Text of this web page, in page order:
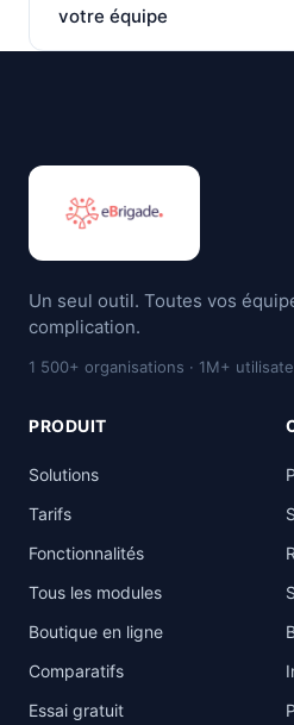
votre équipe
Un seul outil. Toutes vos
complication.
1 500+ organisations · 1M+
PRODUIT
Solutions
Tarifs
Fonctionnalités
Tous les modules
Boutique en ligne
Comparatifs
Essai gratuit